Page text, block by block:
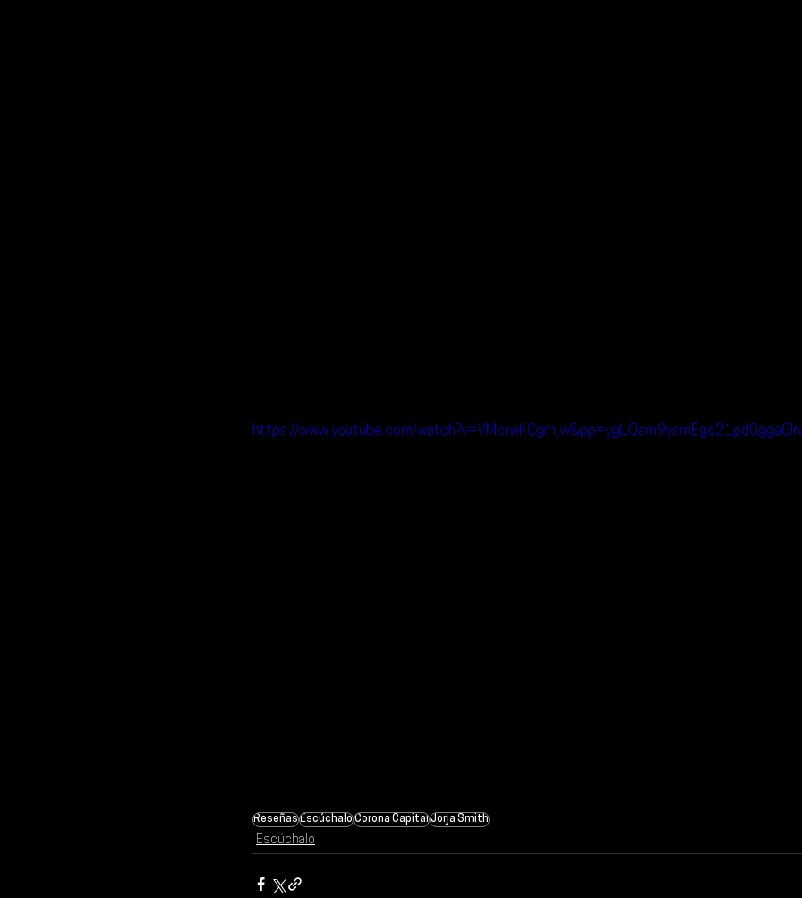
https://www.youtube.com/
ReseñasEscúchaloCorona CapitalJorja Smith
Escúchalo